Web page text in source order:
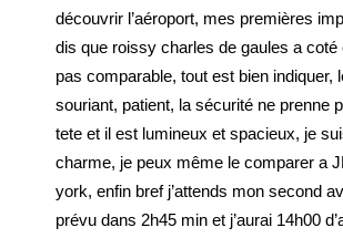
découvrir l’aéroport, mes premières
dis que roissy charles de gaules a coté
pas comparable, tout est bien indiquer,
souriant, patient, la sécurité ne prenne
tete et il est lumineux et spacieux, je
charme, je peux même le comparer a
york, enfin bref j’attends mon second
prévu dans 2h45 min et j’aurai 14h00